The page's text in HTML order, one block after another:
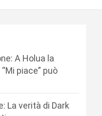
A Holua la
piace” può
La verità di Dark